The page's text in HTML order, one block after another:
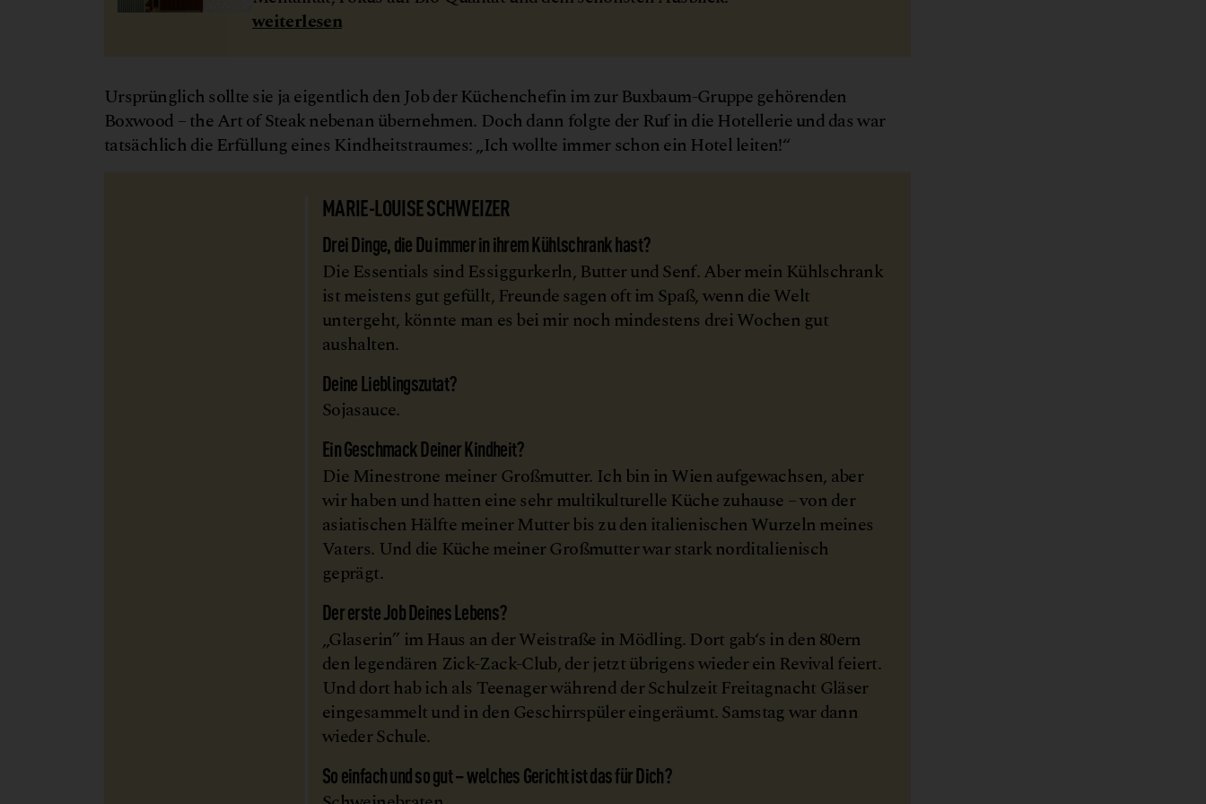
weiterlesen
Ursprünglich sollte sie ja eigentlich den Job der Küchenchefin im zur Buxbaum-Gruppe gehörenden
Boxwood – the Art of Steak nebenan übernehmen. Doch dann folgte der Ruf in die Hotellerie und das war
tatsächlich die Erfüllung eines Kindheitstraumes: „Ich wollte immer schon ein Hotel leiten!“
MARIE-LOUISE SCHWEIZER
Drei Dinge, die Du immer in ihrem Kühlschrank hast?
Die Essentials sind Essiggurkerln, Butter und Senf. Aber mein Kühlschrank
ist meistens gut gefüllt, Freunde sagen oft im Spaß, wenn die Welt
untergeht, könnte man es bei mir noch mindestens drei Wochen gut
aushalten.
Deine Lieblingszutat?
Sojasauce.
Ein Geschmack Deiner Kindheit?
Die Minestrone meiner Großmutter. Ich bin in Wien aufgewachsen, aber
wir haben und hatten eine sehr multikulturelle Küche zuhause – von der
asiatischen Hälfte meiner Mutter bis zu den italienischen Wurzeln meines
Vaters. Und die Küche meiner Großmutter war stark norditalienisch
geprägt.
Der erste Job Deines Lebens?
„Glaserin” im Haus an der Weistraße in Mödling. Dort gab‘s in den 80ern
den legendären Zick-Zack-Club, der jetzt übrigens wieder ein Revival feiert.
Und dort hab ich als Teenager während der Schulzeit Freitagnacht Gläser
eingesammelt und in den Geschirrspüler eingeräumt. Samstag war dann
wieder Schule.
So einfach und so gut – welches Gericht ist das für Dich?